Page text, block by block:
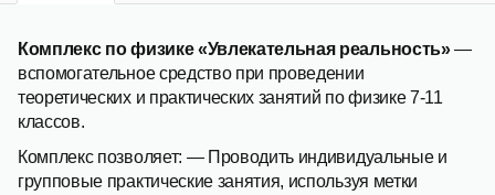
Комплекс по физике «Увлекательная реальность»—
вспомогательное средство при проведении
теоретических и практических занятий по физике 7-11
классов.
Комплекс позволяет: — Проводить индивидуальные и
групповые практические занятия, используя метки